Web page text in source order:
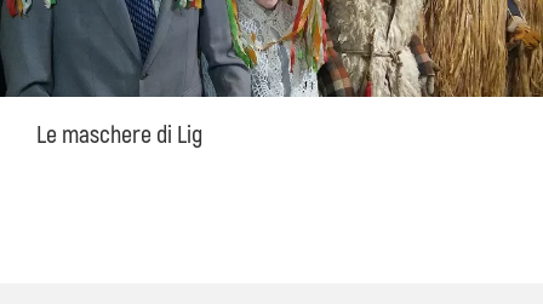
Le maschere di Lig